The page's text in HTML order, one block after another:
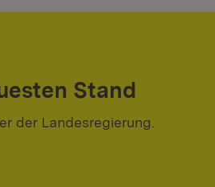
Stand
der Landesregierung.